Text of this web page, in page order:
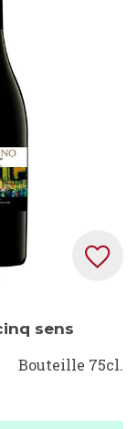
sens
Bouteille 75cl.